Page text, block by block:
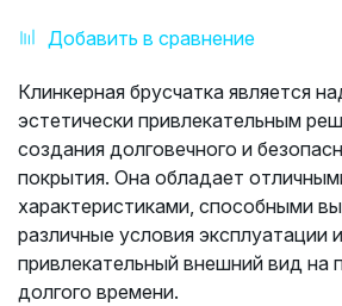
Добавить в сравнение
Клинкерная брусчатка является
эстетически привлекательным
создания долговечного и
покрытия. Она обладает
характеристиками, способными
различные условия эксплуатации
привлекательный внешний вид на
долгого времени.